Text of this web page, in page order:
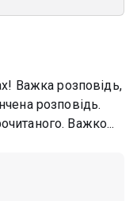
Важка розповідь,
розповідь.
Важко...